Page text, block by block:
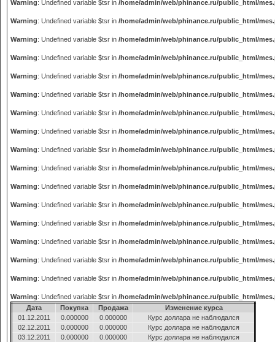
Warning: Undefined variable $tsr in /home/admin/web/phinance.ru/public_html/
Warning: Undefined variable $tsr in /home/admin/web/phinance.ru/public_html/
Warning: Undefined variable $tsr in /home/admin/web/phinance.ru/public_html/
Warning: Undefined variable $tsr in /home/admin/web/phinance.ru/public_html/
Warning: Undefined variable $tsr in /home/admin/web/phinance.ru/public_html/
Warning: Undefined variable $tsr in /home/admin/web/phinance.ru/public_html/
Warning: Undefined variable $tsr in /home/admin/web/phinance.ru/public_html/
Warning: Undefined variable $tsr in /home/admin/web/phinance.ru/public_html/
Warning: Undefined variable $tsr in /home/admin/web/phinance.ru/public_html/
Warning: Undefined variable $tsr in /home/admin/web/phinance.ru/public_html/
Warning: Undefined variable $tsr in /home/admin/web/phinance.ru/public_html/
Warning: Undefined variable $tsr in /home/admin/web/phinance.ru/public_html/
Warning: Undefined variable $tsr in /home/admin/web/phinance.ru/public_html/
Warning: Undefined variable $tsr in /home/admin/web/phinance.ru/public_html/
Warning: Undefined variable $tsr in /home/admin/web/phinance.ru/public_html/
Warning: Undefined variable $tsr in /home/admin/web/phinance.ru/public_html/
Warning: Undefined variable $tsr in /home/admin/web/phinance.ru/public_html/
Дата
Покупка Продажа
Изменение курса
01.12.2011
0.000000 0.000000
Курс доллара не наблюдался
02.12.2011
0.000000 0.000000
Курс доллара не наблюдался
03.12.2011
0.000000 0.000000
Курс доллара не наблюдался